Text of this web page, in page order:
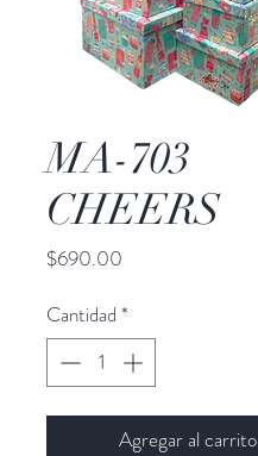
MA-703
CHEERS
$690.00
Cantidad *
Agregar al carrito